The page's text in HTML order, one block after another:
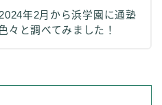
年2月から浜学園に通塾
々と調べてみました！